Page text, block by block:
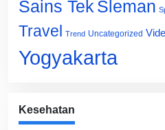
Sains Tek Sleman
Travel Trend Uncategorized
Yogyakarta
Kesehatan